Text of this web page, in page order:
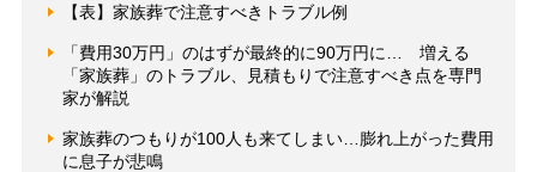
【表】家族葬で注意すべきトラブル例
「費用30万円」のはずが最終的に90万円に… 増える
「家族葬」のトラブル、見積もりで注意すべき点を専門
家が解説
家族葬のつもりが100人も来てしまい…膨れ上がった費用
に息子が悲鳴